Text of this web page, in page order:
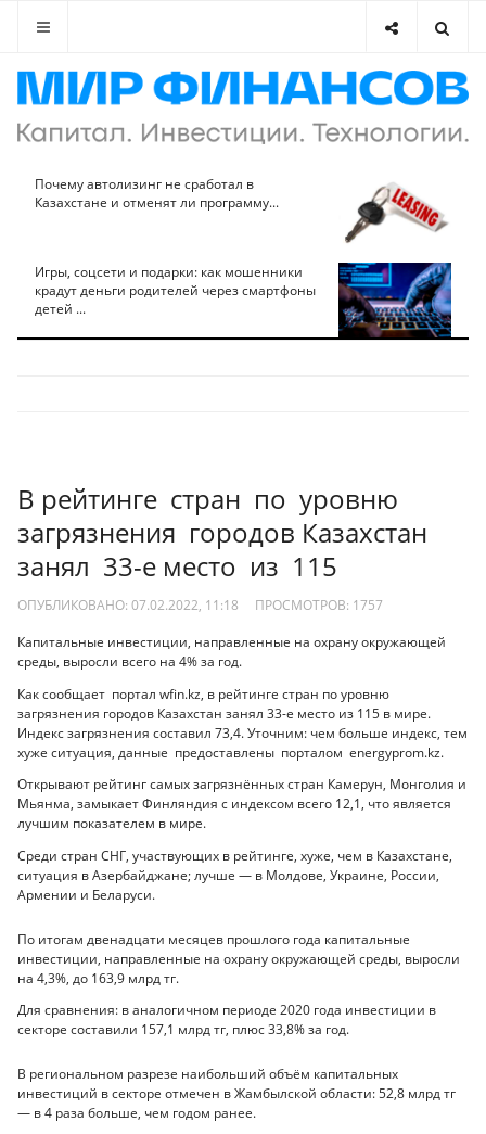
Почему автолизинг не сработал в
Казахстане и отменят ли программу...
Игры, соцсети и подарки: как мошенники
крадут деньги родителей через смартфоны
детей ...
В рейтинге стран по уровню
загрязнения городов Казахстан
занял 33-е место из 115
ОПУБЛИКОВАНО: 07.02.2022, 11:18 ПРОСМОТРОВ: 1757
Капитальные инвестиции, направленные на охрану окружающей
среды, выросли всего на 4% за год.
Как сообщает портал wfin.kz, в рейтинге стран по уровню
загрязнения городов Казахстан занял 33-е место из 115 в мире.
Индекс загрязнения составил 73,4. Уточним: чем больше индекс, тем
хуже ситуация, данные предоставлены порталом energyprom.kz.
Открывают рейтинг самых загрязнённых стран Камерун, Монголия и
Мьянма, замыкает Финляндия с индексом всего 12,1, что является
лучшим показателем в мире.
Среди стран СНГ, участвующих в рейтинге, хуже, чем в Казахстане,
ситуация в Азербайджане; лучше — в Молдове, Украине, России,
Армении и Беларуси.
По итогам двенадцати месяцев прошлого года капитальные
инвестиции, направленные на охрану окружающей среды, выросли
на 4,3%, до 163,9 млрд тг.
Для сравнения: в аналогичном периоде 2020 года инвестиции в
секторе составили 157,1 млрд тг, плюс 33,8% за год.
В региональном разрезе наибольший объём капитальных
инвестиций в секторе отмечен в Жамбылской области: 52,8 млрд тг
— в 4 раза больше, чем годом ранее.